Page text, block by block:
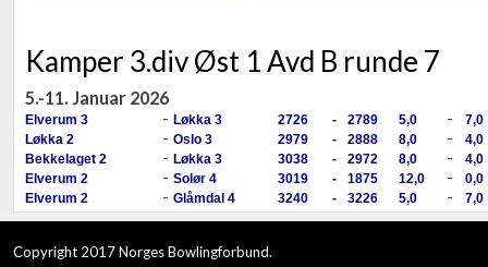
Kamper 3.div Øst 1 Avd B runde 7
5.-11. Januar 2026
Elverum 3 - Løkka 3 2726 - 2789 5,0 -
7,0
Løkka 2
- Oslo 3 2979 - 2888 8,0 -
4,0
Bekkelaget 2
- Løkka 3 3038 - 2972 8,0 -
4,0
Elverum 2
- Solør 4 3019 - 1875 12,0 -
0,0
Elverum 2
- Glåmdal 4 3240 - 3226 5,0 - 7,0
Copyright 2017 Norges Bowlingforbund.